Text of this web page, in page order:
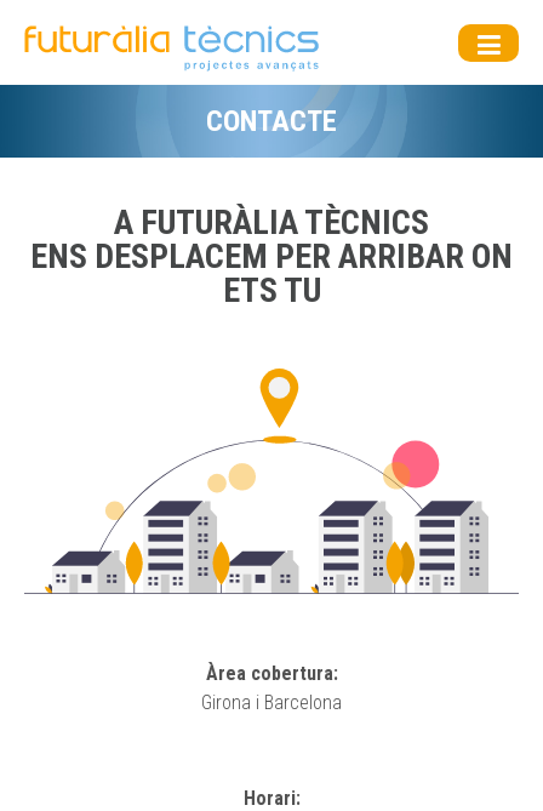
CONTACTE
A FUTURÀLIA TÈCNICS
ENS DESPLACEM PER ARRIBAR ON
ETS TU
Àrea cobertura:
Girona i Barcelona
Horari: